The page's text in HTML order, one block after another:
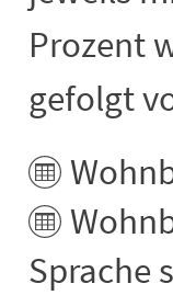
Prozent
gefolgt
Sprache